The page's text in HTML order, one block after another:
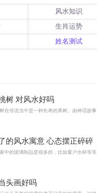
风水知识
生肖运势
姓名测试
树 对风水好吗
在传说当中是一种长寿的果树。由神话故事
的风水寓意 心态摆正碎碎
中的玻璃制品是很多的，比如窗户水杯等等
头画好吗